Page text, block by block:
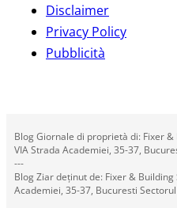
Disclaimer
Privacy Policy
Pubblicità
Blog Giornale di proprietà di: Fixer &
VIA Strada Academiei, 35-37,
---
Blog Ziar deținut de: Fixer & Building
Academiei, 35-37, Bucuresti Sectorul